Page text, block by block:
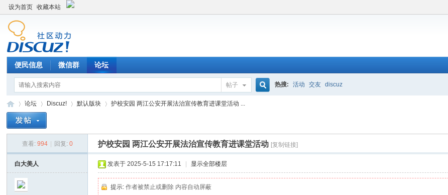
设为首页 收藏本站
便民信息 微信群 论坛
帖子
索
热搜: 活动 交友 discuz
论坛
›
Discuz!
›
默认版块
›
护校安园 两江公安开展法治宣传教育进课堂活动 ...
查看: 994 回复: 0 护校安园 两江公安开展法治宣传教育进课堂活动 [复制链接]
白大美人 发表于 2025-5-15 17:17:11 显示全部楼层
提示:作者被禁止或删除 内容自动屏蔽